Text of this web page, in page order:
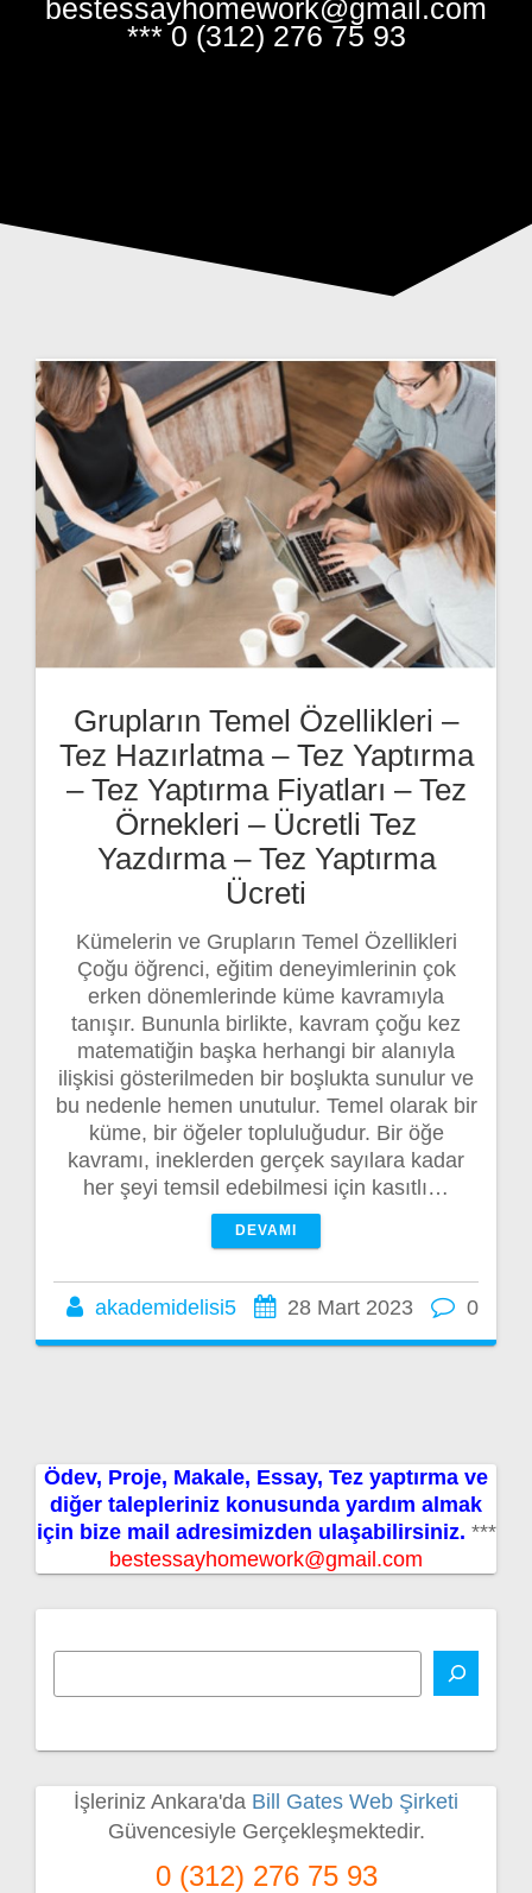
bestessayhomework@gmail.com
*** 0 (312) 276 75 93
Grupların Temel Özellikleri –
Tez Hazırlatma – Tez Yaptırma
– Tez Yaptırma Fiyatları – Tez
Örnekleri – Ücretli Tez
Yazdırma – Tez Yaptırma
Ücreti
Kümelerin ve Grupların Temel Özellikleri
Çoğu öğrenci, eğitim deneyimlerinin çok
erken dönemlerinde küme kavramıyla
tanışır. Bununla birlikte, kavram çoğu kez
matematiğin başka herhangi bir alanıyla
ilişkisi gösterilmeden bir boşlukta sunulur ve
bu nedenle hemen unutulur. Temel olarak bir
küme, bir öğeler topluluğudur. Bir öğe
kavramı, ineklerden gerçek sayılara kadar
her şeyi temsil edebilmesi için kasıtlı…
DEVAMI
akademidelisi5 28 Mart 2023 0
Ödev, Proje, Makale, Essay, Tez yaptırma ve
diğer talepleriniz konusunda yardım almak
için bize mail adresimizden ulaşabilirsiniz. ***
bestessayhomework@gmail.com
İşleriniz Ankara'da Bill Gates Web Şirketi
Güvencesiyle Gerçekleşmektedir.
0 (312) 276 75 93